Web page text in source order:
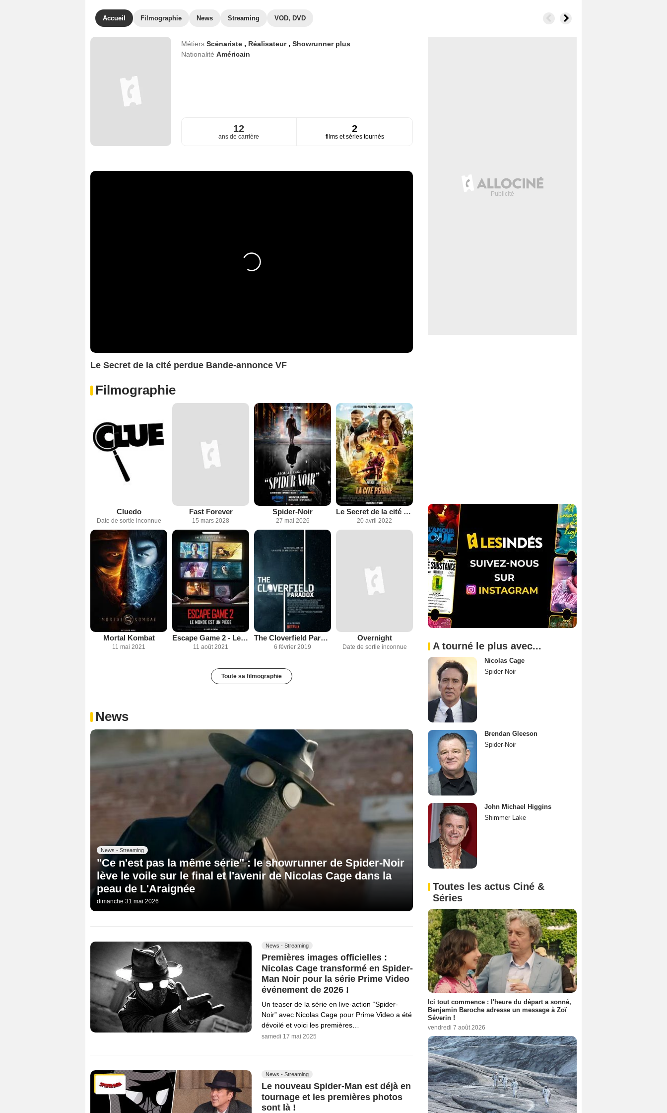
Accueil Filmographie News Streaming VOD, DVD
Métiers Scénariste , Réalisateur , Showrunner plus
Nationalité Américain
12
ans de carrière
2
films et séries tournés
Le Secret de la cité perdue Bande-annonce VF
Filmographie
Cluedo
Date de sortie inconnue
Fast Forever
15 mars 2028
Spider-Noir
27 mai 2026
Le Secret de la cité perdue
20 avril 2022
Mortal Kombat
11 mai 2021
Escape Game 2 - Le Monde est un piège
11 août 2021
The Cloverfield Paradox
6 février 2019
Overnight
Date de sortie inconnue
Toute sa filmographie
News
News - Streaming
"Ce n'est pas la même série" : le showrunner de Spider-Noir
lève le voile sur le final et l'avenir de Nicolas Cage dans la
peau de L'Araignée
dimanche 31 mai 2026
News - Streaming
Premières images officielles :
Nicolas Cage transformé en Spider-
Man Noir pour la série Prime Video
événement de 2026 !
Un teaser de la série en live-action “Spider-
Noir” avec Nicolas Cage pour Prime Video a été
dévoilé et voici les premières…
samedi 17 mai 2025
News - Streaming
Le nouveau Spider-Man est déjà en
tournage et les premières photos
sont là !
A tourné le plus avec...
Nicolas Cage
Spider-Noir
Brendan Gleeson
Spider-Noir
John Michael Higgins
Shimmer Lake
Toutes les actus Ciné &
Séries
Ici tout commence : l'heure du départ a sonné,
Benjamin Baroche adresse un message à Zoï
Séverin !
vendredi 7 août 2026